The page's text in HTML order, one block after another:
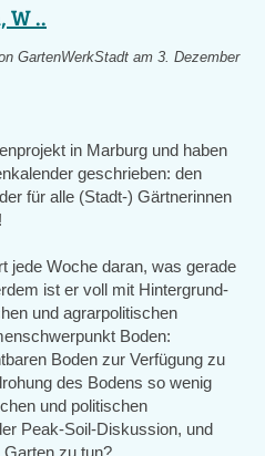
W ..
GartenWerkStadt am 3. Dezember
in Marburg und haben
geschrieben: den
für alle (Stadt-) Gärtnerinnen
jede Woche daran, was gerade
ist er voll mit Hintergrund-
und agrarpolitischen
Boden:
Boden zur Verfügung zu
des Bodens so wenig
und politischen
Peak-Soil-Diskussion, und
zu tun?